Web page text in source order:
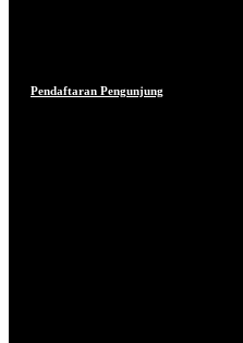
Pendaftaran Pengunjung